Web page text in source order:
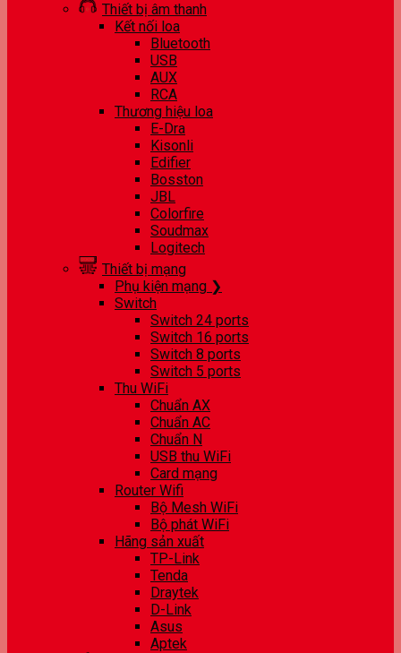
Thiết bị âm thanh
Kết nối loa
Bluetooth
USB
AUX
RCA
Thương hiệu loa
E-Dra
Kisonli
Edifier
Bosston
JBL
Colorfire
Soudmax
Logitech
Thiết bị mạng
Phụ kiện mạng ❯
Switch
Switch 24 ports
Switch 16 ports
Switch 8 ports
Switch 5 ports
Thu WiFi
Chuẩn AX
Chuẩn AC
Chuẩn N
USB thu WiFi
Card mạng
Router Wifi
Bộ Mesh WiFi
Bộ phát WiFi
Hãng sản xuất
TP-Link
Tenda
Draytek
D-Link
Asus
Aptek